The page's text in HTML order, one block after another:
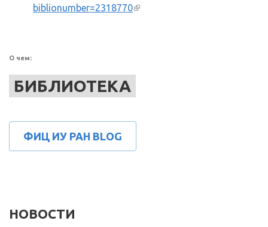
biblionumber=2318770(внешняя ссылка)
О чем:
БИБЛИОТЕКА
ФИЦ ИУ РАН BLOG
НОВОСТИ